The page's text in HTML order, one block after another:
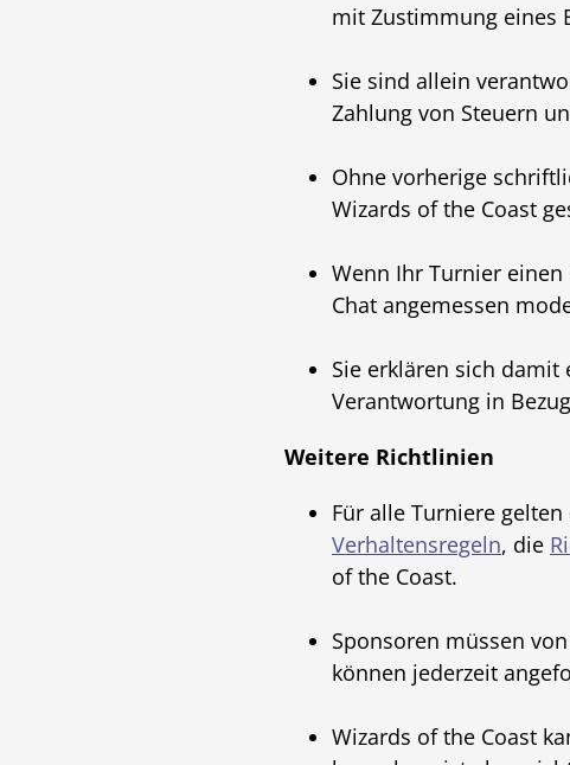
mit Zustimmung eines
Sie sind allein
Zahlung von Steuern
Ohne vorherige
Wizards of the Coast
Wenn Ihr Turnier
Chat angemessen
Sie erklären sich damit
Verantwortung in
Weitere Richtlinien
Für alle Turniere gelten
Verhaltensregeln, die
of the Coast.
Sponsoren müssen
können jederzeit
Wizards of the Coast